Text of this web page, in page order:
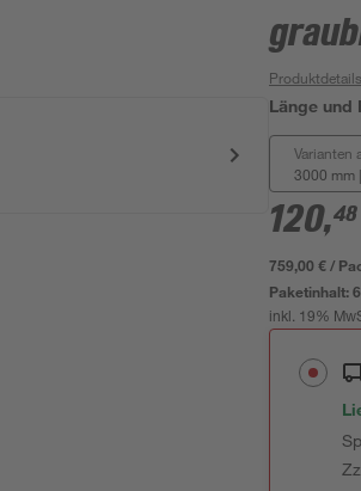
Produktdetails
Länge und
Varianten
3000 mm
120,48
759,00 € /
Paketinhalt:
inkl. 19%